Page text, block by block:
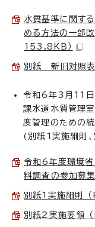
水質基準に関す
める方法の一部
153.8KB）
別紙 新旧対照
令和6年3月11日
課水道水質管理
度管理のための統
(別紙1実施細則
令和6年度環境
料調査の参加募
別紙1実施細則
別紙2実施要領